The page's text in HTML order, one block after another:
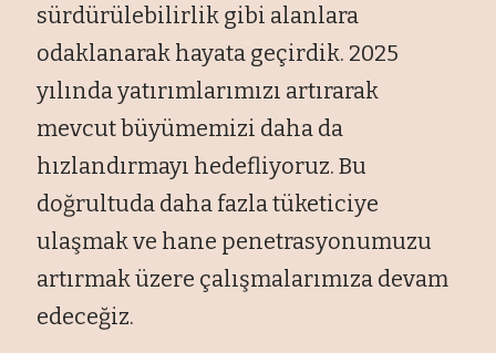
sürdürülebilirlik gibi alanlara
odaklanarak hayata geçirdik. 2025
yılında yatırımlarımızı artırarak
mevcut büyümemizi daha da
hızlandırmayı hedefliyoruz. Bu
doğrultuda daha fazla tüketiciye
ulaşmak ve hane penetrasyonumuzu
artırmak üzere çalışmalarımıza devam
edeceğiz.